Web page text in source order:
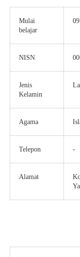
Agenda
Download
RDM
Mulai
belajar
NISN
Jenis
Kelamin
Agama
Telepon -
Alamat